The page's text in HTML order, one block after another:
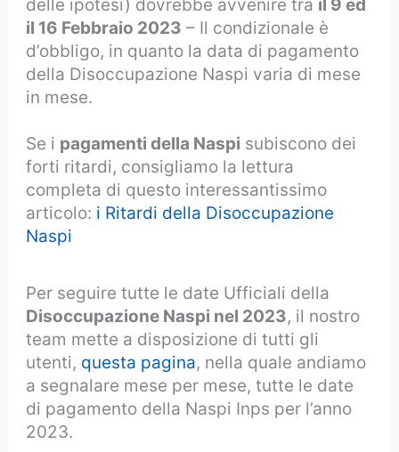
delle ipotesi) dovrebbe avvenire tra il 9 ed
il 16 Febbraio 2023 – Il condizionale è
d’obbligo, in quanto la data di pagamento
della Disoccupazione Naspi varia di mese
in mese.
Se i pagamenti della Naspi subiscono dei
forti ritardi, consigliamo la lettura
completa di questo interessantissimo
articolo: i Ritardi della Disoccupazione
Naspi
Per seguire tutte le date Ufficiali della
Disoccupazione Naspi nel 2023, il nostro
team mette a disposizione di tutti gli
utenti, questa pagina, nella quale andiamo
a segnalare mese per mese, tutte le date
di pagamento della Naspi Inps per l’anno
2023.